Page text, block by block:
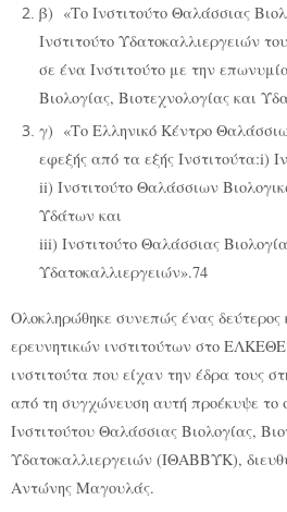
β) «Το Ινστιτούτο Θαλάσσιας
Ινστιτούτο Υδατοκαλλιεργειών
σε ένα Ινστιτούτο με την
Βιολογίας, Βιοτεχνολογίας και
γ) «Το Ελληνικό Κέντρο
εφεξής από τα εξής Ινστιτούτα:i)
ii) Ινστιτούτο Θαλάσσιων
Υδάτων και
iii) Ινστιτούτο Θαλάσσιας
Υδατοκαλλιεργειών».74
Ολοκληρώθηκε συνεπώς ένας
ερευνητικών ινστιτούτων στο
ινστιτούτα που είχαν την έδρα τους
από τη συγχώνευση αυτή προέκυψε το
Ινστιτούτου Θαλάσσιας Βιολογίας,
Υδατοκαλλιεργειών (ΙΘΑΒΒΥΚ),
Αντώνης Μαγουλάς.